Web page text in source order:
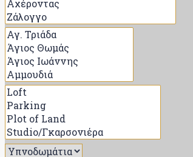
ΑΝΑΖΉΤΗΣΗ
ΠΟΊΟΣ ΕΊΜΑΙ
ΕΠΙΚΟΙΝΩΝΊΑ
BLOG